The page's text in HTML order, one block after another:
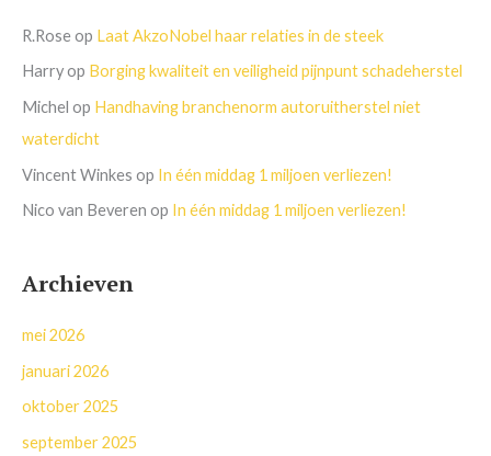
R.Roseop Laat AkzoNobel haar relaties in de steek
Harryop Borging kwaliteit en veiligheid pijnpunt schadeherstel
Michel op Handhaving branchenorm autoruitherstel niet
waterdicht
Vincent Winkes op In één middag 1 miljoen verliezen!
Nico van Beveren op In één middag 1 miljoen verliezen!
Archieven
mei 2026
januari 2026
oktober 2025
september 2025